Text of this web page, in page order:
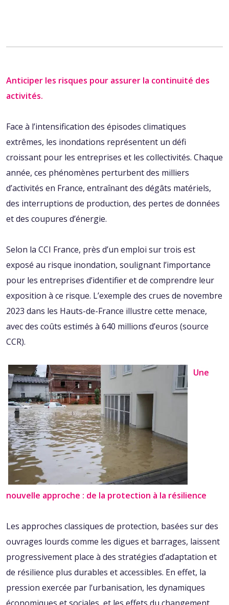
Anticiper les risques pour assurer la continuité des
activités.
Face à l’intensification des épisodes climatiques
extrêmes, les inondations représentent un défi
croissant pour les entreprises et les collectivités. Chaque
année, ces phénomènes perturbent des milliers
d’activités en France, entraînant des dégâts matériels,
des interruptions de production, des pertes de données
et des coupures d’énergie.
Selon la CCI France, près d’un emploi sur trois est
exposé au risque inondation, soulignant l’importance
pour les entreprises d’identifier et de comprendre leur
exposition à ce risque. L’exemple des crues de novembre
2023 dans les Hauts-de-France illustre cette menace,
avec des coûts estimés à 640 millions d’euros (source
CCR).
Une
nouvelle approche : de la protection à la résilience
Les approches classiques de protection, basées sur des
ouvrages lourds comme les digues et barrages, laissent
progressivement place à des stratégies d’adaptation et
de résilience plus durables et accessibles. En effet, la
pression exercée par l’urbanisation, les dynamiques